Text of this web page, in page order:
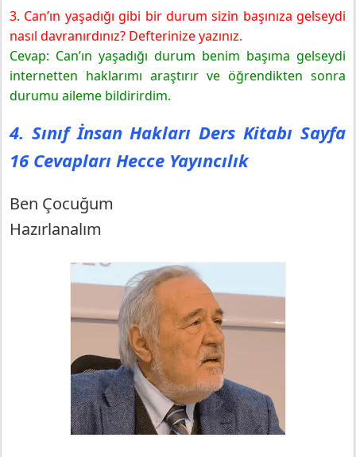
3. Can’ın yaşadığı gibi bir durum sizin başınıza gelseydi
nasıl davranırdınız? Defterinize yazınız.
Cevap: Can’ın yaşadığı durum benim başıma gelseydi
internetten haklarımı araştırır ve öğrendikten sonra
durumu aileme bildirirdim.
4. Sınıf İnsan Hakları Ders Kitabı Sayfa
16 Cevapları Hecce Yayıncılık
Ben Çocuğum
Hazırlanalım